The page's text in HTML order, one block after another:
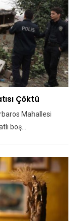
Çöktü
Mahallesi
boş…